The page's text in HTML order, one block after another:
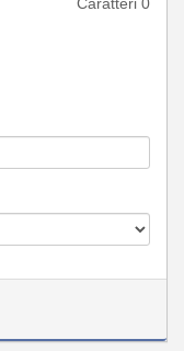
Caratteri 0